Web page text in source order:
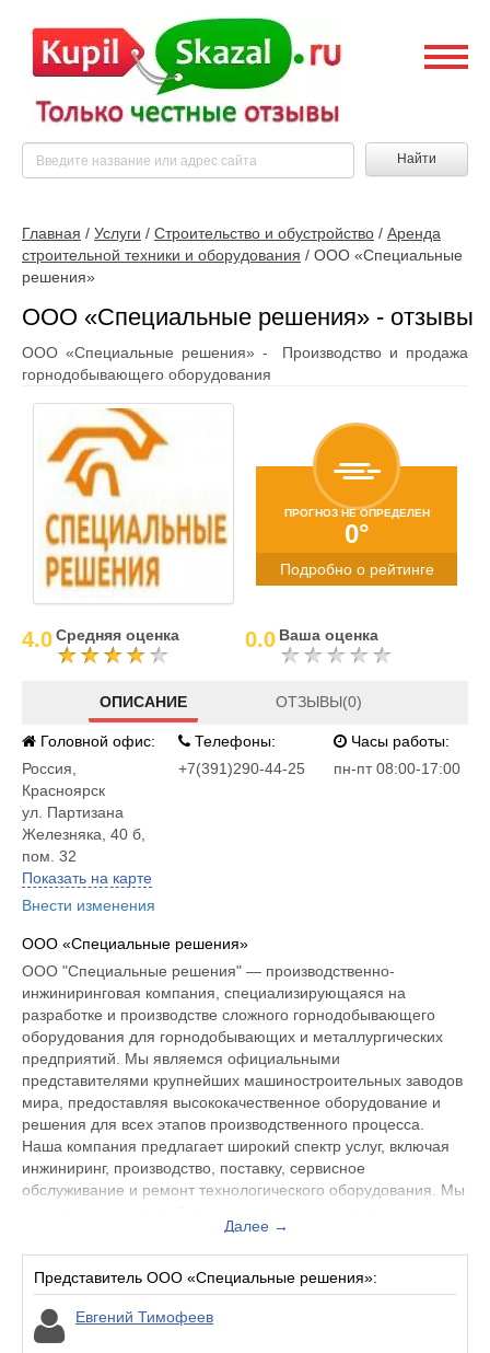
Найти
Главная / Услуги / Строительство и обустройство / Аренда
строительной техники и оборудования / ООО «Специальные
решения»
ООО «Специальные решения» - отзывы
ООО «Специальные решения» - Производство и продажа
горнодобывающего оборудования
ПРОГНОЗ НЕ ОПРЕДЕЛЕН
0°
Подробно о рейтинге
4.0Средняя оценка 0.0 Ваша оценка
ОПИСАНИЕ ОТЗЫВЫ(0)
Головной офис:
Россия
Красноярск
ул. Партизана
Железняка, 40 б,
пом. 32
Показать на карте
Внести изменения
Телефоны:
+7(391)290-44-25
Часы работы:
пн-пт 08:00-17:00
ООО «Специальные решения»
ООО "Специальные решения" — производственно-
инжиниринговая компания, специализирующаяся на
разработке и производстве сложного горнодобывающего
оборудования для горнодобывающих и металлургических
предприятий. Мы являемся официальными
представителями крупнейших машиностроительных заводов
мира, предоставляя высококачественное оборудование и
решения для всех этапов производственного процесса.
Наша компания предлагает широкий спектр услуг, включая
инжиниринг, производство, поставку, сервисное
обслуживание и ремонт технологического оборудования. Мы
обеспечивая максимальную эффективность и надежность
поставок. Мы также предоставляем расширенные гарантии
на нашу продукцию и услуги.
Ассортимент нашей продукции включает:
Обогатительное оборудование
Обжиговое оборудование
Далее →
Представитель ООО «Специальные решения»:
Евгений Тимофеев